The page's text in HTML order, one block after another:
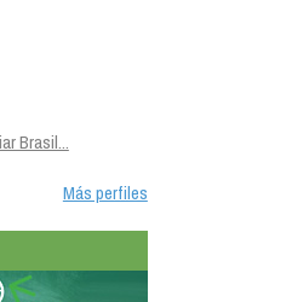
Brasil...
Más perfiles